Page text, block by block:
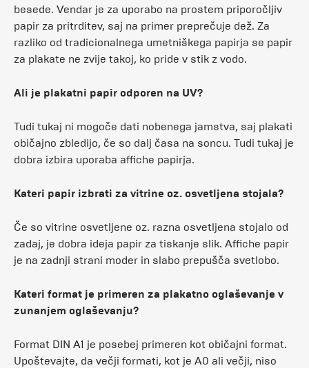
besede. Vendar je za uporabo na prostem priporočljiv
papir za pritrditev, saj na primer preprečuje dež. Za
razliko od tradicionalnega umetniškega papirja se papir
za plakate ne zvije takoj, ko pride v stik z vodo.
Ali je plakatni papir odporen na UV?
Tudi tukaj ni mogoče dati nobenega jamstva, saj plakati
običajno zbledijo, če so dalj časa na soncu. Tudi tukaj je
dobra izbira uporaba affiche papirja.
Kateri papir izbrati za vitrine oz. osvetljena stojala?
Če so vitrine osvetljene oz. razna osvetljena stojalo od
zadaj, je dobra ideja papir za tiskanje slik. Affiche papir
je na zadnji strani moder in slabo prepušča svetlobo.
Kateri format je primeren za plakatno oglaševanje v
zunanjem oglaševanju?
Format DIN A1 je posebej primeren kot običajni format.
Upoštevajte, da večji formati, kot je A0 ali večji, niso